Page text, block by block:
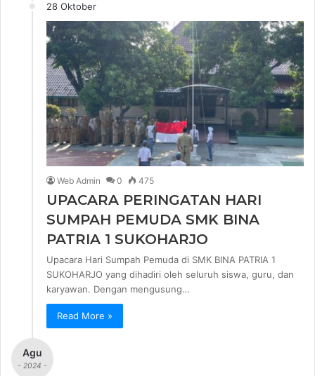
28 Oktober
Web Admin 0 475
UPACARA PERINGATAN HARI
SUMPAH PEMUDA SMK BINA
PATRIA 1 SUKOHARJO
Upacara Hari Sumpah Pemuda di SMK BINA PATRIA 1
SUKOHARJO yang dihadiri oleh seluruh siswa, guru, dan
karyawan. Dengan mengusung…
Read More »
Agu
- 2024 -